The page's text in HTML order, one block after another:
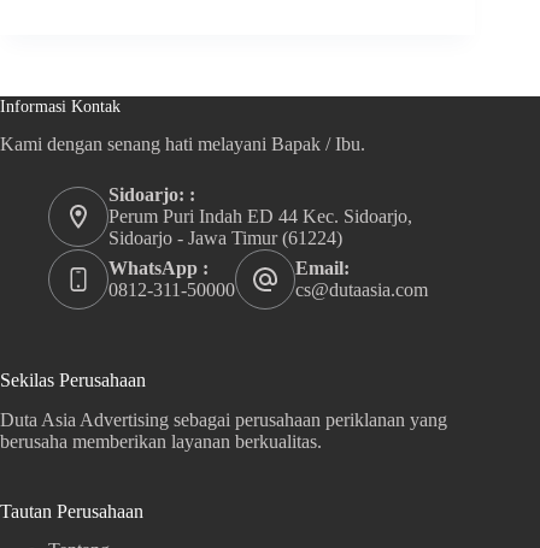
Informasi Kontak
Kami dengan senang hati melayani Bapak / Ibu.
Sidoarjo: :
Perum Puri Indah ED 44 Kec. Sidoarjo,
Sidoarjo - Jawa Timur (61224)
WhatsApp :
0812-311-50000
Email:
cs@dutaasia.com
Sekilas Perusahaan
Duta Asia Advertising sebagai perusahaan periklanan yang
berusaha memberikan layanan berkualitas.
Tautan Perusahaan